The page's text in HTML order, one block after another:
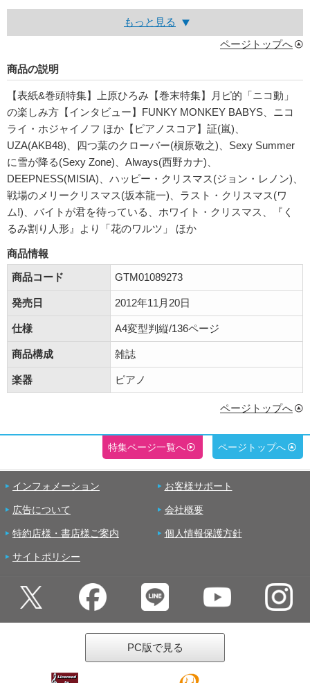
もっと見る
ページトップへ
商品の説明
【表紙&巻頭特集】上原ひろみ【巻末特集】月ピ的「ニコ動」
の楽しみ方【インタビュー】FUNKY MONKEY BABYS、ニコ
ライ・ホジャイノフ ほか【ピアノスコア】証(嵐)、
UZA(AKB48)、四つ葉のクローバー(槇原敬之)、Sexy Summer
に雪が降る(Sexy Zone)、Always(西野カナ)、
DEEPNESS(MISIA)、ハッピー・クリスマス(ジョン・レノン)、
戦場のメリークリスマス(坂本龍一)、ラスト・クリスマス(ワ
ム!)、バイトが君を待っている、ホワイト・クリスマス、『く
るみ割り人形』より「花のワルツ」 ほか
商品情報
商品コード
GTM01089273
発売日 2012年11月20日
仕様 A4変型判縦/136ページ
商品構成 雑誌
楽器 ピアノ
ページトップへ
特集ページ一覧へ ページトップへ
インフォメーション お客様サポート
広告について 会社概要
特約店様・書店様ご案内 個人情報保護方針
サイトポリシー
PC版で見る